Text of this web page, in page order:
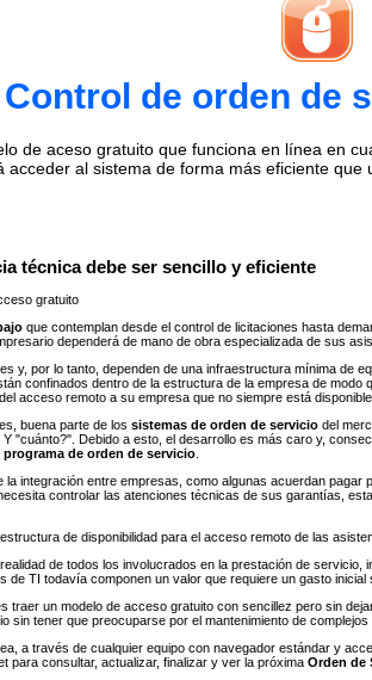
Control de orden de
de aceso gratuito que funciona en línea en
acceder al sistema de forma más eficiente que
técnica debe ser sencillo y eficiente
gratuito
que contemplan desde el control de licitaciones hasta
dependerá de mano de obra especializada de sus
y, por lo tanto, dependen de una infraestructura mínima
confinados dentro de la estructura de la empresa de
acceso remoto a su empresa que no siempre está disponible.
buena parte de lossistemas de orden de servicio del
"cuánto?". Debido a esto, el desarrollo es más caro y,
programa de orden de servicio
la integración entre empresas, como algunas acuerdan
controlar las atenciones técnicas de sus garantías,
de disponibilidad para el acceso remoto de las
de todos los involucrados en la prestación de
TI todavía componen un valor que requiere un gasto inicial
traer un modelo de acceso gratuito con sencillez pero sin
tener que preocuparse por el mantenimiento de complejos
a través de cualquier equipo con navegador estándar y
para consultar, actualizar, finalizar y ver la próximaOrden de